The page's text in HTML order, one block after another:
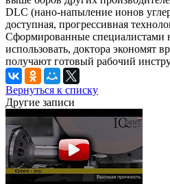
DLC (нано-напыление ионов
доступная, прогрессивная
Сформированные специалистами
использовать, доктора экономят
получают готовый рабочий
Вернуться к списку
Другие записи